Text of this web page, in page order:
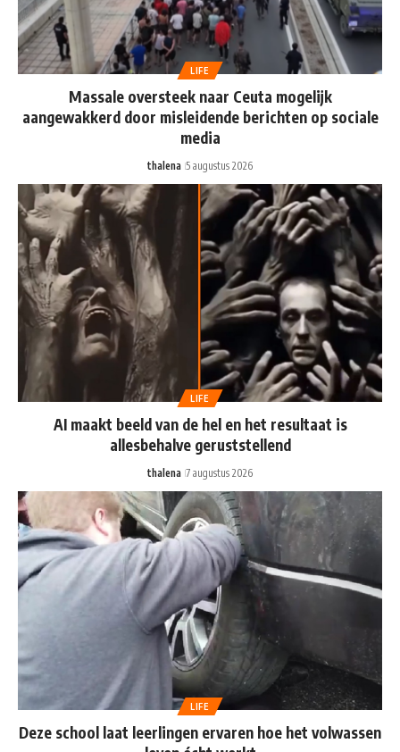
LIFE
Massale oversteek naar Ceuta mogelijk
aangewakkerd door misleidende berichten op sociale
media
thalena 5 augustus 2026
LIFE
AI maakt beeld van de hel en het resultaat is
allesbehalve geruststellend
thalena 7 augustus 2026
LIFE
Deze school laat leerlingen ervaren hoe het volwassen